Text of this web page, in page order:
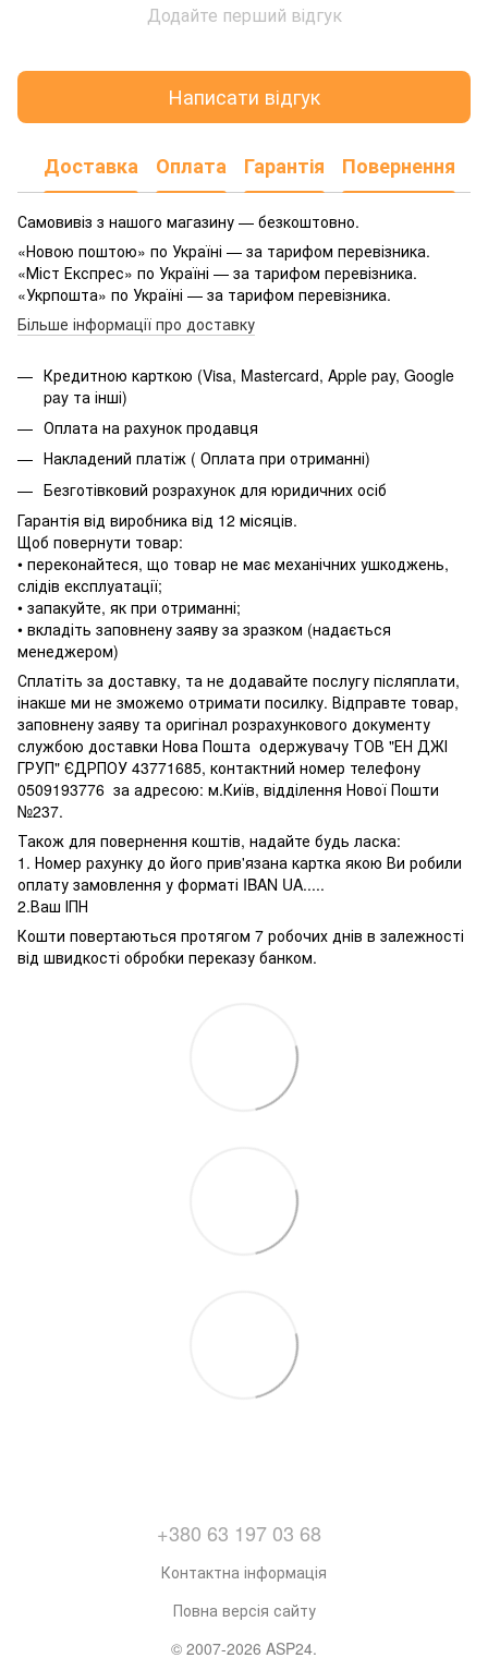
Додайте перший відгук
Написати відгук
Доставка Оплата Гарантія Повернення
Самовивіз з нашого магазину — безкоштовно.
«Новою поштою» по Україні — за тарифом перевізника.
«Міст Експрес» по Україні — за тарифом перевізника.
«Укрпошта» по Україні — за тарифом перевізника.
Більше інформації про доставку
Кредитною карткою (Visa, Mastercard, Apple pay, Google
pay та інші)
Оплата на рахунок продавця
Накладений платіж ( Оплата при отриманні)
Безготівковий розрахунок для юридичних осіб
Гарантія від виробника від 12 місяців.
Щоб повернути товар:
• переконайтеся, що товар не має механічних ушкоджень,
слідів експлуатації;
• запакуйте, як при отриманні;
• вкладіть заповнену заяву за зразком (надається
менеджером)
Сплатіть за доставку, та не додавайте послугу післяплати,
інакше ми не зможемо отримати посилку. Відправте товар,
заповнену заяву та оригінал розрахункового документу
службою доставки Нова Пошта одержувачу ТОВ "ЕН ДЖІ
ГРУП" ЄДРПОУ 43771685, контактний номер телефону
0509193776 за адресою: м.Київ, відділення Нової Пошти
№237.
Також для повернення коштів, надайте будь ласка:
1. Номер рахунку до його прив'язана картка якою Ви робили
оплату замовлення у форматі IBAN UA.....
2.Ваш ІПН
Кошти повертаються протягом 7 робочих днів в залежності
від швидкості обробки переказу банком.
+380 63 197 03 68
Контактна інформація
Повна версія сайту
© 2007-2026 ASP24.